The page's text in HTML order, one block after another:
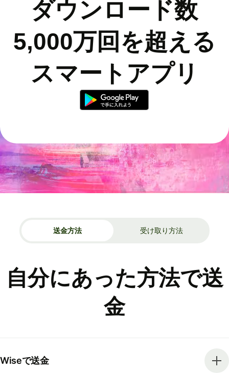
ダウンロード数
5,000万回を超える
スマートアプリ
送金方法 受け取り方法
自分にあった方法で送
金
Wiseで送金